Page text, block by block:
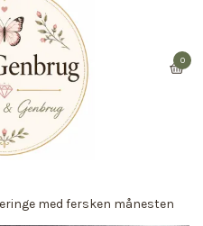
0
med fersken månesten